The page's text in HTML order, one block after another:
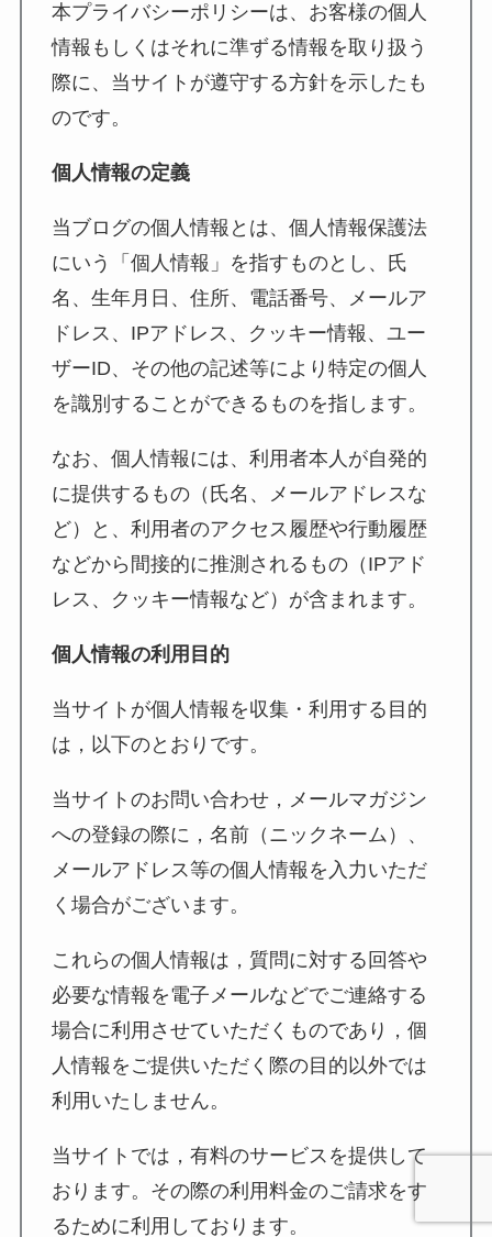
本プライバシーポリシーは、お客様の個人
情報もしくはそれに準ずる情報を取り扱う
際に、当サイトが遵守する方針を示したも
のです。
個人情報の定義
当ブログの個人情報とは、個人情報保護法
にいう「個人情報」を指すものとし、氏
名、生年月日、住所、電話番号、メールア
ドレス、IPアドレス、クッキー情報、ユー
ザーID、その他の記述等により特定の個人
を識別することができるものを指します。
なお、個人情報には、利用者本人が自発的
に提供するもの（氏名、メールアドレスな
ど）と、利用者のアクセス履歴や行動履歴
などから間接的に推測されるもの（IPアド
レス、クッキー情報など）が含まれます。
個人情報の利用目的
当サイトが個人情報を収集・利用する目的
は，以下のとおりです。
当サイトのお問い合わせ，メールマガジン
への登録の際に，名前（ニックネーム）、
メールアドレス等の個人情報を入力いただ
く場合がございます。
これらの個人情報は，質問に対する回答や
必要な情報を電子メールなどでご連絡する
場合に利用させていただくものであり，個
人情報をご提供いただく際の目的以外では
利用いたしません。
当サイトでは，有料のサービスを提供して
おります。その際の利用料金のご請求をす
るために利用しております。